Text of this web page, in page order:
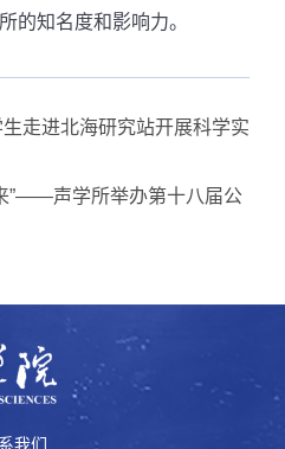
的知名度和影响力。
走进北海研究站开展科学实
”——声学所举办第十八届公
我们